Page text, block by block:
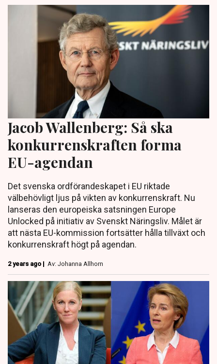
Jacob Wallenberg: Så ska
konkurrenskraften forma
EU-agendan
Det svenska ordförandeskapet i EU riktade
välbehövligt ljus på vikten av konkurrenskraft. Nu
lanseras den europeiska satsningen Europe
Unlocked på initiativ av Svenskt Näringsliv. Målet är
att nästa EU-kommission fortsätter hålla tillväxt och
konkurrenskraft högt på agendan.
2 years ago | Av: Johanna Allhorn